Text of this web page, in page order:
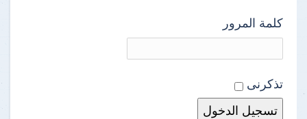
كلمة المرور
تذكرنى